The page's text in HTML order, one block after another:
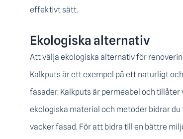
effektivt sätt.
Ekologiska alternativ
Att välja ekologiska alternativ för
Kalkputs är ett exempel på ett naturligt
fasader. Kalkputs är permeabel och
ekologiska material och metoder bidrar
vacker fasad. För att bidra till en bättre